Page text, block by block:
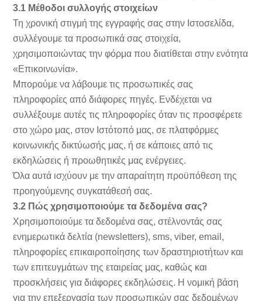
3.1 Μέθοδοι συλλογής στοιχείων
Τη χρονική στιγμή της εγγραφής σας στην Ιστοσελίδα,
συλλέγουμε τα προσωπικά σας στοιχεία,
χρησιμοποιώντας την φόρμα που διατίθεται στην ενότητα
«Επικοινωνία».
Μπορούμε να λάβουμε τις προσωπικές σας
πληροφορίες από διάφορες πηγές. Ενδέχεται να
συλλέξουμε αυτές τις πληροφορίες όταν τις προσφέρετε
στο χώρο μας, στον Ιστότοπό μας, σε πλατφόρμες
κοινωνικής δικτύωσής μας, ή σε κάποιες από τις
εκδηλώσεις ή προωθητικές μας ενέργειες.
Όλα αυτά ισχύουν με την απαραίτητη προϋπόθεση της
προηγούμενης συγκατάθεσή σας.
3.2 Πώς χρησιμοποιούμε τα δεδομένα σας?
Χρησιμοποιούμε τα δεδομένα σας, στέλνοντάς σας
ενημερωτικά δελτία (newsletters), sms, viber, email,
πληροφορίες επικαιροποίησης των δραστηριοτήτων και
των επιτευγμάτων της εταιρείας μας, καθώς και
προσκλήσεις για διάφορες εκδηλώσεις. Η νομική βάση
για την επεξεργασία των προσωπικών σας δεδομένων